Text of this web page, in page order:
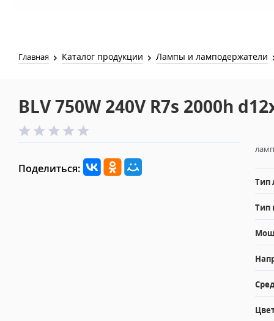
Главная Каталог продукции Лампы и ламподержатели
BLV 750W 240V R7s 2000h
Поделиться:
Тип
Тип